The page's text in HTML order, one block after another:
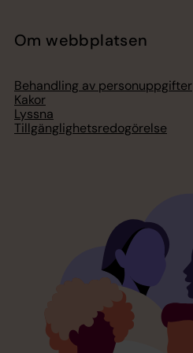
Om webbplatsen
Behandling av personuppgifter
Kakor
Lyssna
Tillgänglighetsredogörelse